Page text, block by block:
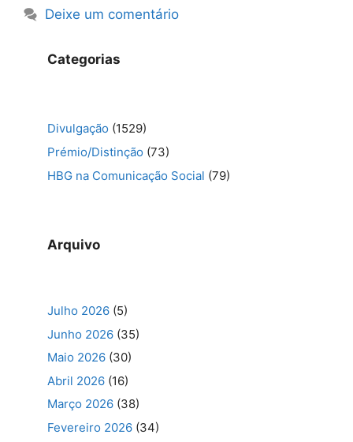
Deixe um comentário
Categorias
Divulgação (1529)
Prémio/Distinção (73)
HBG na Comunicação Social (79)
Arquivo
Julho 2026 (5)
Junho 2026 (35)
Maio 2026 (30)
Abril 2026 (16)
Março 2026 (38)
Fevereiro 2026 (34)